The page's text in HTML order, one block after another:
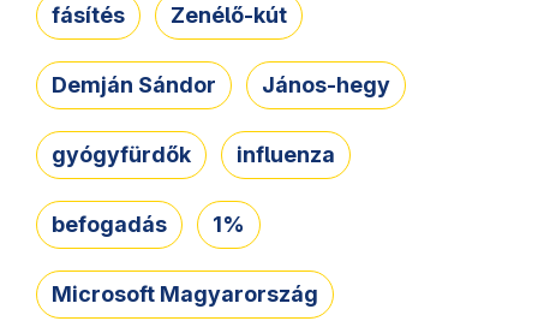
fásítés Zenélő-kút
Demján Sándor János-hegy
gyógyfürdők influenza
befogadás 1%
Microsoft Magyarország